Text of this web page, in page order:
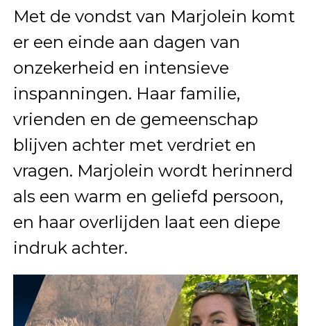
Met de vondst van Marjolein komt
er een einde aan dagen van
onzekerheid en intensieve
inspanningen. Haar familie,
vrienden en de gemeenschap
blijven achter met verdriet en
vragen. Marjolein wordt herinnerd
als een warm en geliefd persoon,
en haar overlijden laat een diepe
indruk achter.